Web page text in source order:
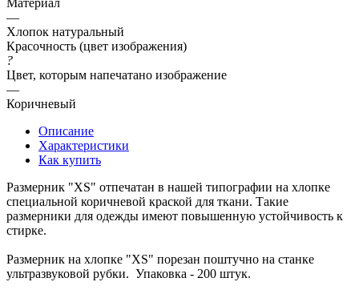
—
Хлопок натуральный
Красочность (цвет изображения)
?
Цвет, которым напечатано изображение
—
Коричневый
Описание
Характеристики
Как купить
Размерник "XS" отпечатан в нашей типографии на хлопке
специальной коричневой краской для ткани. Такие
размерники для одежды имеют повышенную устойчивость к
стирке.
Размерник на хлопке "XS" порезан поштучно на станке
ультразвуковой рубки. Упаковка - 200 штук.